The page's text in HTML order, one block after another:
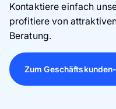
Kontaktiere einfach
profitiere von
Beratung.
Zum